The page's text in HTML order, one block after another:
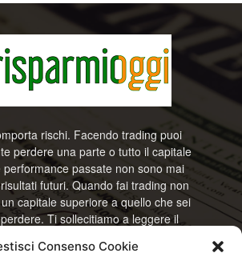
Consenso Cookie
rischi. Facendo trading puoi
perdere una parte o tutto il capitale
performance passate non sono mai
futuri. Quando fai trading non
capitale superiore a quello che sei
Ti sollecitiamo a leggere il
non offre alcun genere di consulenza